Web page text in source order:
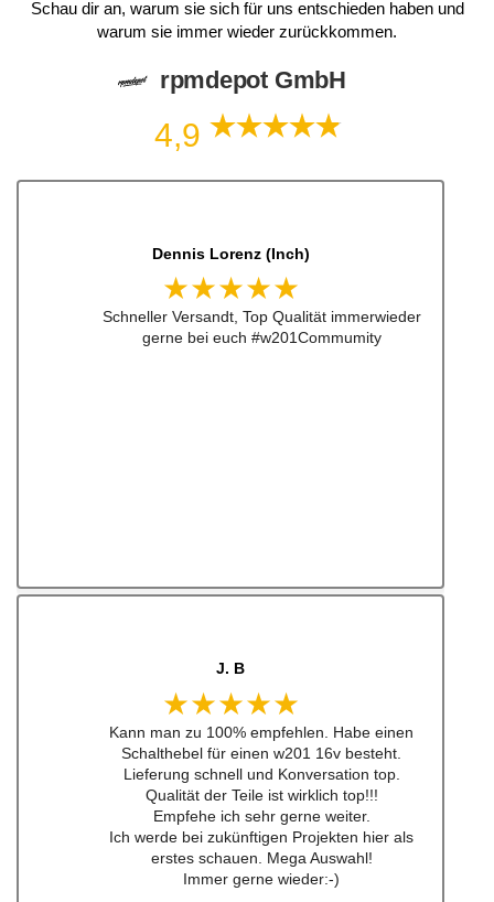
Schau dir an, warum sie sich für uns entschieden haben und
warum sie immer wieder zurückkommen.
rpmdepot GmbH
4,9
Dennis Lorenz (Inch)
★★★★★
Schneller Versandt, Top Qualität immerwieder
gerne bei euch #w201Commumity
J. B
★★★★★
Kann man zu 100% empfehlen. Habe einen
Schalthebel für einen w201 16v besteht.
Lieferung schnell und Konversation top.
Qualität der Teile ist wirklich top!!!
Empfehe ich sehr gerne weiter.
Ich werde bei zukünftigen Projekten hier als
erstes schauen. Mega Auswahl!
Immer gerne wieder:-)